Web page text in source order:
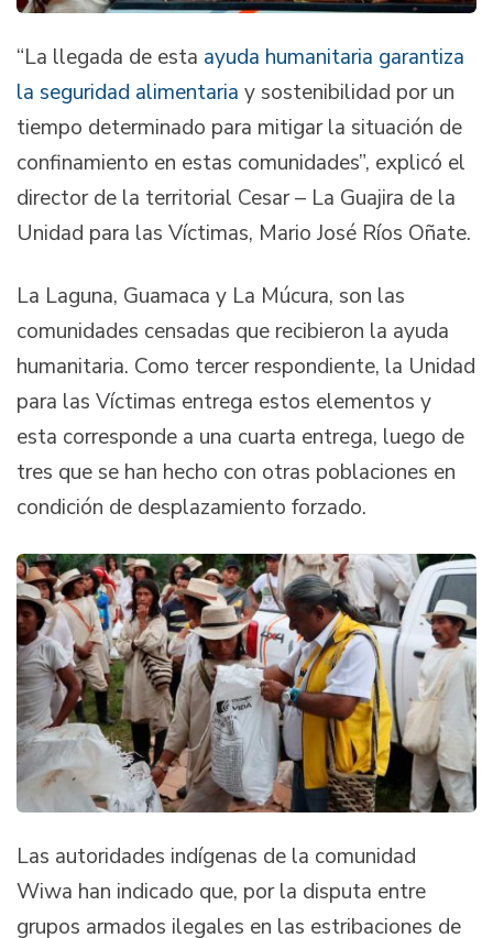
“La llegada de esta ayuda humanitaria garantiza
la seguridad alimentaria y sostenibilidad por un
tiempo determinado para mitigar la situación de
confinamiento en estas comunidades”, explicó el
director de la territorial Cesar – La Guajira de la
Unidad para las Víctimas, Mario José Ríos Oñate.
La Laguna, Guamaca y La Múcura, son las
comunidades censadas que recibieron la ayuda
humanitaria. Como tercer respondiente, la Unidad
para las Víctimas entrega estos elementos y
esta corresponde a una cuarta entrega, luego de
tres que se han hecho con otras poblaciones en
condición de desplazamiento forzado.
Las autoridades indígenas de la comunidad
Wiwa han indicado que, por la disputa entre
grupos armados ilegales en las estribaciones de